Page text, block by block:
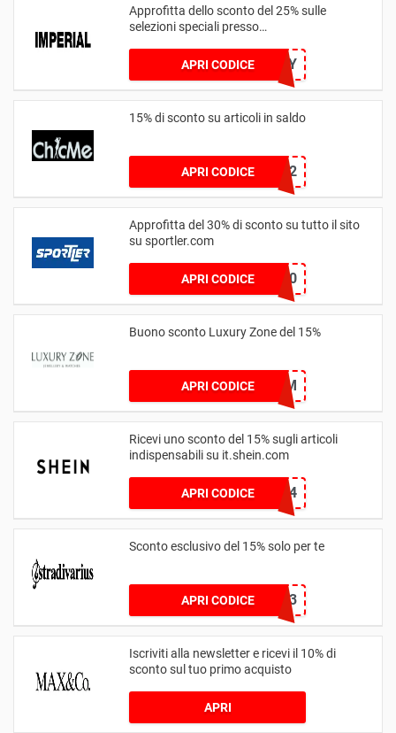
Approfitta dello sconto del 25% sulle
selezioni speciali presso
APRI CODICE
MOTHERSDAY
15% di sconto su articoli in saldo
APRI CODICECHIC12
Approfitta del 30% di sconto su tutto il sito
su sportler.com
APRI CODICEFTBL20
Buono sconto Luxury Zone del 15%
APRI CODICE
LUXURYMOM
Ricevi uno sconto del 15% sugli articoli
indispensabili su it.shein.com
APRI CODICEGENTIL24
Sconto esclusivo del 15% solo per te
APRI CODICEEXCL2023
Iscriviti alla newsletter e ricevi il 10% di
sconto sul tuo primo acquisto
APRI